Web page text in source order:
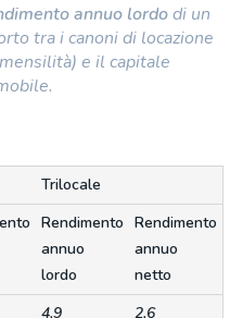
annuo lordodi un
tra i canoni di locazione
e il capitale
Trilocale
Rendimento
annuo
lordo
Rendimento
annuo
netto
4,9
2,6